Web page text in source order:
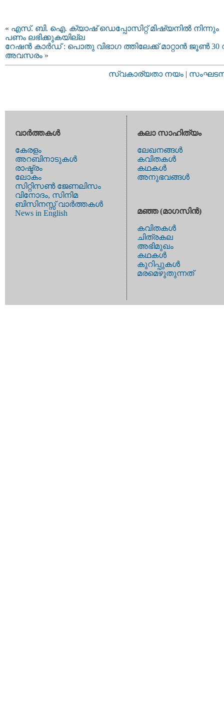
« എസ്. ബി. ഐ. ക്യാഷ് ഡെപ്പോസിറ്റ് മിഷ്യനില്‍ നിന്നും
പണം ലഭിക്കുകയില്ല
റേഷന്‍ കാര്‍ഡ് : പൊതു വിഭാഗ ത്തിലേക്ക് മാറ്റാൻ ജൂണ്‍ 30
അവസരം »
സ്വകാര്യതാ നയം |
വാര്‍ത്തകള്‍
കേരളം
അറബിനാടുകള്‍
രാഷ്ട്രം
ലോകം
സിറ്റിസണ്‍ ജേണലിസം
വിനോദം, സിനിമ
ബിസിനസ്സ് വാര്‍ത്തകള്‍
News in English
കലാ സാഹിത്യം
ലേഖനങ്ങള്‍
കവിതകള്‍
കഥകള്‍
അനുഭവങ്ങള്‍
മഞ്ഞ (മാഗസിന്‍)
കവിതകള്‍
ചിത്രകല
അഭിമുഖം
കഥകള്‍
കുറിപ്പുകള്‍
മരമെഴുതുന്നത്